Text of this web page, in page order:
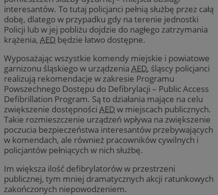
interesantów. To tutaj policjanci pełnią służbę przez całą
dobę, dlatego w przypadku gdy na terenie jednostki
Policji lub w jej pobliżu dojdzie do nagłego zatrzymania
krążenia, AED będzie łatwo dostępne.
Wyposażając wszystkie komendy miejskie i powiatowe
garnizonu śląskiego w urządzenia AED, śląscy policjanci
realizują rekomendacje w zakresie Programu
Powszechnego Dostępu do Defibrylacji – Public Access
Defibrillation Program. Są to działania mające na celu
zwiększenie dostępności AEDw miejscach publicznych.
Takie rozmieszczenie urządzeń wpływa na zwiększenie
poczucia bezpieczeństwa interesantów przebywających
w komendach, ale również pracowników cywilnych i
policjantów pełniących w nich służbę.
Im większa ilość defibrylatorów w przestrzeni
publicznej, tym mniej dramatycznych akcji ratunkowych
zakończonych niepowodzeniem.